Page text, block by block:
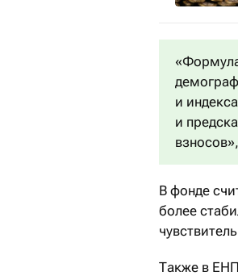
и
и
В фонде
более
Также в